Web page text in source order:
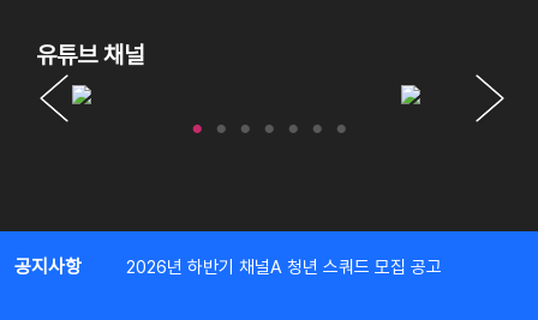
유튜브 채널
공지사항 2026년 하반기 채널A 청년 스쿼드 모집 공고